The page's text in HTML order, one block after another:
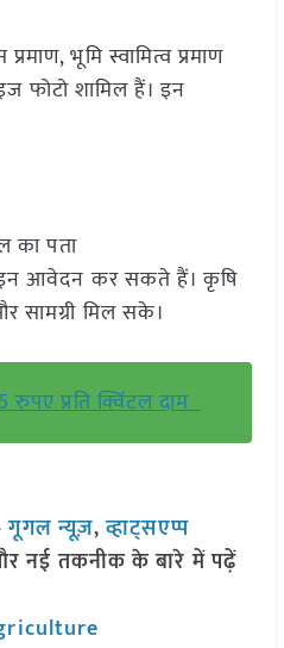
भूमि स्वामित्व प्रमाण
फोटो शामिल हैं। इन
का पता
आवेदन कर सकते हैं। कृषि
सामग्री मिल सके।
रुपए प्रति क्विंटल दाम
गूगल न्यूज़,व्हाट्सएप्प
नई तकनीक के बारे में पढ़ें